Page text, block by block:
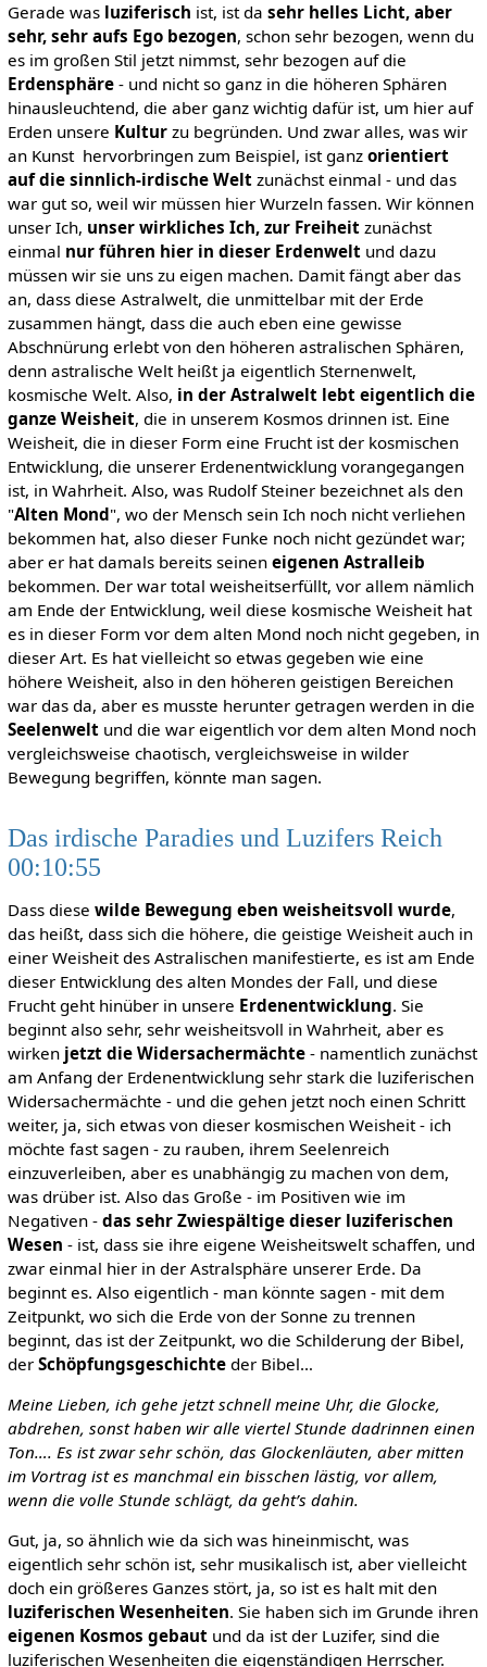
Gerade was luziferisch ist, ist da sehr helles Licht, aber
sehr, sehr aufs Ego bezogen, schon sehr bezogen, wenn du
es im großen Stil jetzt nimmst, sehr bezogen auf die
Erdensphäre- und nicht so ganz in die höheren Sphären
hinausleuchtend, die aber ganz wichtig dafür ist, um hier auf
Erden unsere Kulturzu begründen. Und zwar alles, was wir
an Kunst hervorbringen zum Beispiel, ist ganz orientiert
auf die sinnlich-irdische Weltzunächst einmal - und das
war gut so, weil wir müssen hier Wurzeln fassen. Wir können
unser Ich, unser wirkliches Ich, zur Freiheitzunächst
einmal nur führen hier in dieser Erdenweltund dazu
müssen wir sie uns zu eigen machen. Damit fängt aber das
an, dass diese Astralwelt, die unmittelbar mit der Erde
zusammen hängt, dass die auch eben eine gewisse
Abschnürung erlebt von den höheren astralischen Sphären,
denn astralische Welt heißt ja eigentlich Sternenwelt,
kosmische Welt. Also, in der Astralwelt lebt eigentlich die
ganze Weisheit, die in unserem Kosmos drinnen ist. Eine
Weisheit, die in dieser Form eine Frucht ist der kosmischen
Entwicklung, die unserer Erdenentwicklung vorangegangen
ist, in Wahrheit. Also, was Rudolf Steiner bezeichnet als den
"Alten Mond", wo der Mensch sein Ich noch nicht verliehen
bekommen hat, also dieser Funke noch nicht gezündet war;
aber er hat damals bereits seinen eigenen Astralleib
bekommen. Der war total weisheitserfüllt, vor allem nämlich
am Ende der Entwicklung, weil diese kosmische Weisheit hat
es in dieser Form vor dem alten Mond noch nicht gegeben, in
dieser Art. Es hat vielleicht so etwas gegeben wie eine
höhere Weisheit, also in den höheren geistigen Bereichen
war das da, aber es musste herunter getragen werden in die
Seelenweltund die war eigentlich vor dem alten Mond noch
vergleichsweise chaotisch, vergleichsweise in wilder
Bewegung begriffen, könnte man sagen.
Das irdische Paradies und Luzifers Reich
00:10:55
Dass diese wilde Bewegung eben weisheitsvoll wurde,
das heißt, dass sich die höhere, die geistige Weisheit auch in
einer Weisheit des Astralischen manifestierte, es ist am Ende
dieser Entwicklung des alten Mondes der Fall, und diese
Frucht geht hinüber in unsere Erdenentwicklung. Sie
beginnt also sehr, sehr weisheitsvoll in Wahrheit, aber es
wirken jetzt die Widersachermächte- namentlich zunächst
am Anfang der Erdenentwicklung sehr stark die luziferischen
Widersachermächte - und die gehen jetzt noch einen Schritt
weiter, ja, sich etwas von dieser kosmischen Weisheit - ich
möchte fast sagen - zu rauben, ihrem Seelenreich
einzuverleiben, aber es unabhängig zu machen von dem,
was drüber ist. Also das Große - im Positiven wie im
Negativen - das sehr Zwiespältige dieser luziferischen
Wesen - ist, dass sie ihre eigene Weisheitswelt schaffen, und
zwar einmal hier in der Astralsphäre unserer Erde. Da
beginnt es. Also eigentlich - man könnte sagen - mit dem
Zeitpunkt, wo sich die Erde von der Sonne zu trennen
beginnt, das ist der Zeitpunkt, wo die Schilderung der Bibel,
der Schöpfungsgeschichteder Bibel…
Meine Lieben, ich gehe jetzt schnell meine Uhr, die Glocke,
abdrehen, sonst haben wir alle viertel Stunde dadrinnen einen
Ton…. Es ist zwar sehr schön, das Glockenläuten, aber mitten
im Vortrag ist es manchmal ein bisschen lästig, vor allem,
wenn die volle Stunde schlägt, da geht’s dahin.
Gut, ja, so ähnlich wie da sich was hineinmischt, was
eigentlich sehr schön ist, sehr musikalisch ist, aber vielleicht
doch ein größeres Ganzes stört, ja, so ist es halt mit den
luziferischen Wesenheiten. Sie haben sich im Grunde ihren
eigenen Kosmos gebautund da ist der Luzifer, sind die
luziferischen Wesenheiten die eigenständigen Herrscher.